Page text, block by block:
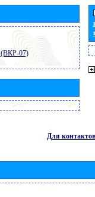
(ВКР-07)
Для контактов